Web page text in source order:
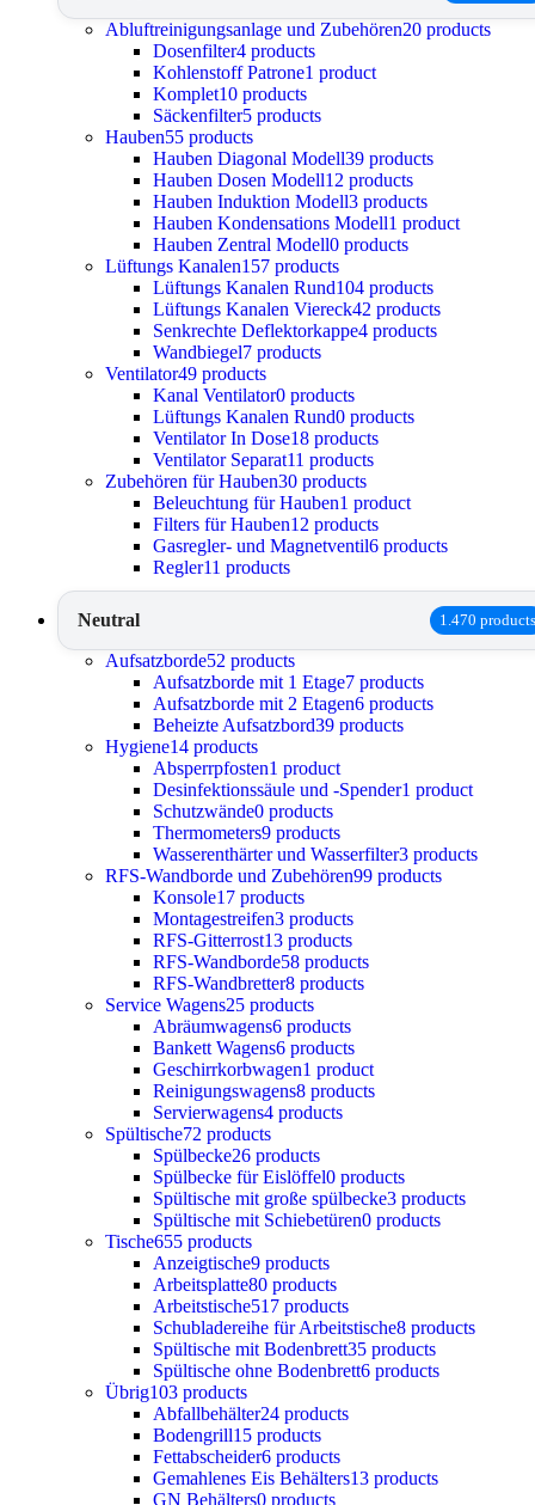
Abluftreinigungsanlage und Zubehören20 products
Dosenfilter4 products
Kohlenstoff Patrone1 product
Komplet10 products
Säckenfilter5 products
Hauben55 products
Hauben Diagonal Modell39 products
Hauben Dosen Modell12 products
Hauben Induktion Modell3 products
Hauben Kondensations Modell1 product
Hauben Zentral Modell0 products
Lüftungs Kanalen157 products
Lüftungs Kanalen Rund104 products
Lüftungs Kanalen Viereck42 products
Senkrechte Deflektorkappe4 products
Wandbiegel7 products
Ventilator49 products
Kanal Ventilator0 products
Lüftungs Kanalen Rund0 products
Ventilator In Dose18 products
Ventilator Separat11 products
Zubehören für Hauben30 products
Beleuchtung für Hauben1 product
Filters für Hauben12 products
Gasregler- und Magnetventil6 products
Regler11 products
Neutral 1.470 products
Aufsatzborde52 products
Aufsatzborde mit 1 Etage7 products
Aufsatzborde mit 2 Etagen6 products
Beheizte Aufsatzbord39 products
Hygiene14 products
Absperrpfosten1 product
Desinfektionssäule und -Spender1 product
Schutzwände0 products
Thermometers9 products
Wasserenthärter und Wasserfilter3 products
RFS-Wandborde und Zubehören99 products
Konsole17 products
Montagestreifen3 products
RFS-Gitterrost13 products
RFS-Wandborde58 products
RFS-Wandbretter8 products
Service Wagens25 products
Abräumwagens6 products
Bankett Wagens6 products
Geschirrkorbwagen1 product
Reinigungswagens8 products
Servierwagens4 products
Spültische72 products
Spülbecke26 products
Spülbecke für Eislöffel0 products
Spültische mit große spülbecke3 products
Spültische mit Schiebetüren0 products
Tische655 products
Anzeigtische9 products
Arbeitsplatte80 products
Arbeitstische517 products
Schubladereihe für Arbeitstische8 products
Spültische mit Bodenbrett35 products
Spültische ohne Bodenbrett6 products
Übrig103 products
Abfallbehälter24 products
Bodengrill15 products
Fettabscheider6 products
Gemahlenes Eis Behälters13 products
GN Behälters0 products